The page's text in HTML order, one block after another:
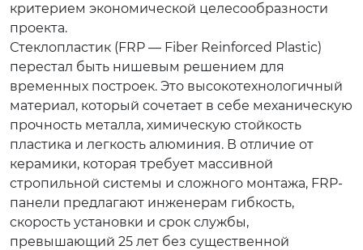
критерием экономической целесообразности
проекта.
Стеклопластик (FRP — Fiber Reinforced Plastic)
перестал быть нишевым решением для
временных построек. Это высокотехнологичный
материал, который сочетает в себе механическую
прочность металла, химическую стойкость
пластика и легкость алюминия. В отличие от
керамики, которая требует массивной
стропильной системы и сложного монтажа, FRP-
панели предлагают инженерам гибкость,
скорость установки и срок службы,
превышающий 25 лет без существенной